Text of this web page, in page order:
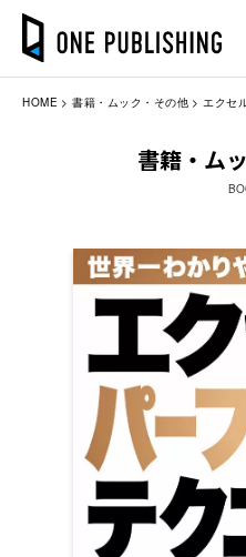
HOME 書籍・ムック・その他 エクセ
書籍・ム